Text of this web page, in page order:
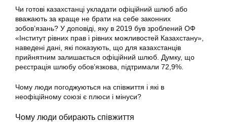
Чи готові казахстанці укладати офіційний шлюб або
вважають за краще не брати на себе законних
зобов’язань? У доповіді, яку в 2019 був зроблений ОФ
«Інститут рівних прав і рівних можливостей Казахстану»,
наведені дані, які показують, що для казахстанців
прийнятним залишається офіційний шлюб. Думку, що
реєстрація шлюбу обов’язкова, підтримали 72,9%.
Чому люди погоджуються на співжиття і які в
неофіційному союзі є плюси і мінуси?
Чому люди обирають співжиття